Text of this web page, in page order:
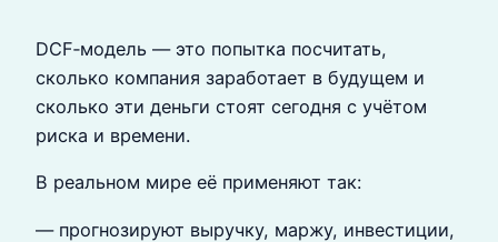
DCF‑модель — это попытка посчитать,
сколько компания заработает в будущем и
сколько эти деньги стоят сегодня с учётом
риска и времени.
В реальном мире её применяют так:
— прогнозируют выручку, маржу, инвестиции,